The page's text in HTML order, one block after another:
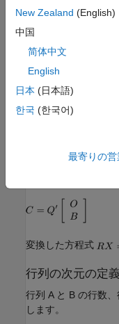
Complex Partial-
ブロックは、逆数
効率的に解を計算し
上記をインプレース
変換した方程式
行列の次元の定義
行列 A と B の行数
します。
New Zealand (English)
中国
简体中文
English
日本 (日本語)
한국 (한국어)
最寄りの